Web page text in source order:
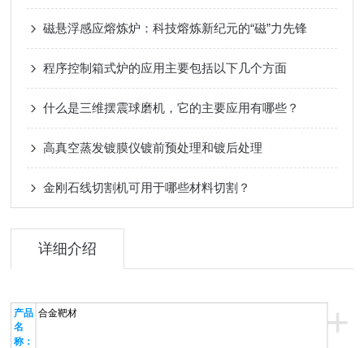
磁悬浮感应熔炼炉：科技熔炼新纪元的“磁”力先锋
程序控制箱式炉的应用主要包括以下几个方面
什么是三维摆震球磨机，它的主要应用有哪些？
高真空蒸发镀膜仪镀前预处理和镀后处理
金刚石线切割机可用于哪些材料切割？
详细介绍
+
产品
名
称：
合金靶材